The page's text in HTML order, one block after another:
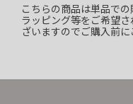
こちらの商品は単品での
ラッピング等をご希望
ざいますのでご購入前に